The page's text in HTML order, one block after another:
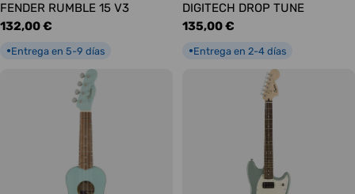
FENDER RUMBLE 15 V3
Precio
132,00 €
●Entrega en 5-9 días
DIGITECH DROP TUNE
Precio
135,00 €
●Entrega en 2-4 días